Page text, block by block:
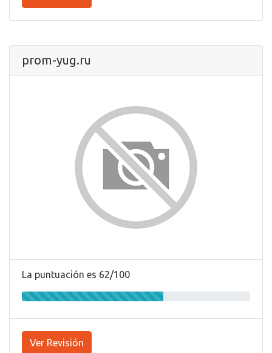
prom-yug.ru
La puntuación es 62/100
Ver Revisión